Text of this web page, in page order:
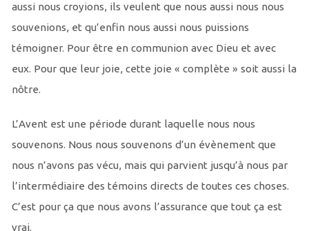
aussi nous croyions, ils veulent que nous aussi nous nous
souvenions, et qu’enfin nous aussi nous puissions
témoigner. Pour être en communion avec Dieu et avec
eux. Pour que leur joie, cette joie « complète » soit aussi la
nôtre.
L’Avent est une période durant laquelle nous nous
souvenons. Nous nous souvenons d’un évènement que
nous n’avons pas vécu, mais qui parvient jusqu’à nous par
l’intermédiaire des témoins directs de toutes ces choses.
C’est pour ça que nous avons l’assurance que tout ça est
vrai.